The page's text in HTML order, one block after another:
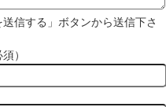
信する」ボタンから送信下さ
）